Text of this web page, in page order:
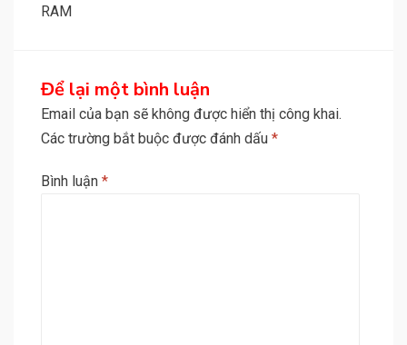
RAM
Để lại một bình luận
Email của bạn sẽ không được hiển thị công khai.
Các trường bắt buộc được đánh dấu *
Bình luận *